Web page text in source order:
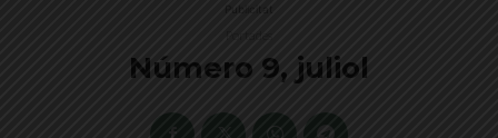
Publicitat
Número 9, juliol